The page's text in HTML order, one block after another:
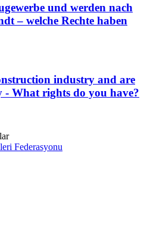
und werden nach
– welche Rechte haben
industry and are
- What rights do you have?